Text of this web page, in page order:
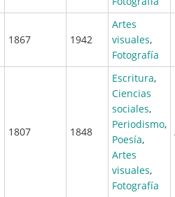
1867 1942
Artes
visuales,
Fotografía
1807 1848
Escritura,
Ciencias
sociales,
Periodismo,
Poesía,
Artes
visuales,
Fotografía